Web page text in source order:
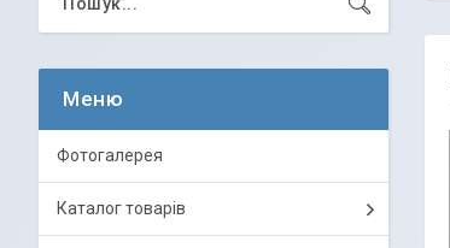
Фотогалерея
Каталог товарів